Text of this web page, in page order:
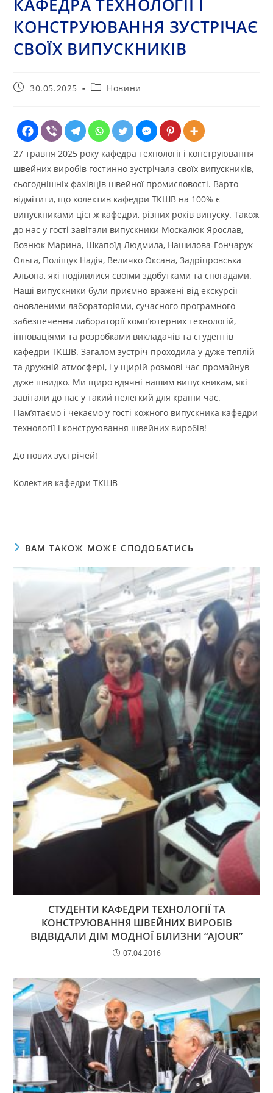
КАФЕДРА ТЕХНОЛОГІЇ І
КОНСТРУЮВАННЯ ЗУСТРІЧАЄ
СВОЇХ ВИПУСКНИКІВ
Запис30.05.2025
Категорія
Новини
27 травня 2025 року кафедра технології і конструювання
швейних виробів гостинно зустрічала своїх випускників,
сьогоднішніх фахівців швейної промисловості. Варто
відмітити, що колектив кафедри ТКШВ на 100% є
випускниками цієї ж кафедри, різних років випуску. Також
до нас у гості завітали випускники Москалюк Ярослав,
Вознюк Марина, Шкапоїд Людмила, Нашилова-Гончарук
Ольга, Поліщук Надія, Величко Оксана, Задріпровська
Альона, які поділилися своїми здобутками та спогадами.
Наші випускники були приємно вражені від екскурсії
оновленими лабораторіями, сучасного програмного
забезпечення лабораторії комп’ютерних технологій,
інноваціями та розробками викладачів та студентів
кафедри ТКШВ. Загалом зустріч проходила у дуже теплій
та дружній атмосфері, і у щирій розмові час промайнув
дуже швидко. Ми щиро вдячні нашим випускникам, які
завітали до нас у такий нелегкий для країни час.
Пам’ятаємо і чекаємо у гості кожного випускника кафедри
технології і конструювання швейних виробів!
До нових зустрічей!
Колектив кафедри ТКШВ
ВАМ ТАКОЖ МОЖЕ СПОДОБАТИСЬ
СТУДЕНТИ КАФЕДРИ ТЕХНОЛОГІЇ ТА
КОНСТРУЮВАННЯ ШВЕЙНИХ ВИРОБІВ
ВІДВІДАЛИ ДІМ МОДНОЇ БІЛИЗНИ “AJOUR”
07.04.2016